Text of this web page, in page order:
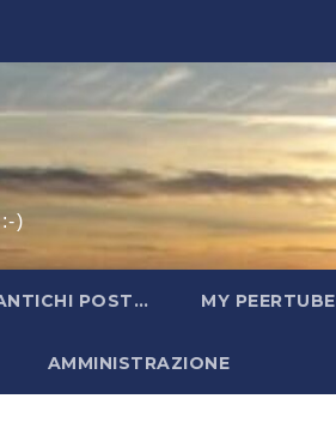
)
POST… MY PEERTUBE
AMMINISTRAZIONE